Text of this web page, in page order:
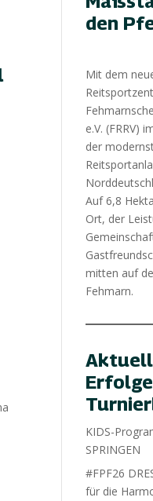
den
Mit dem
e.V. (FRRV)
der
Auf 6,8
Ort, der
mitten auf
Fehmarn.
KIDS-
SPRINGEN
#FPF26
für die